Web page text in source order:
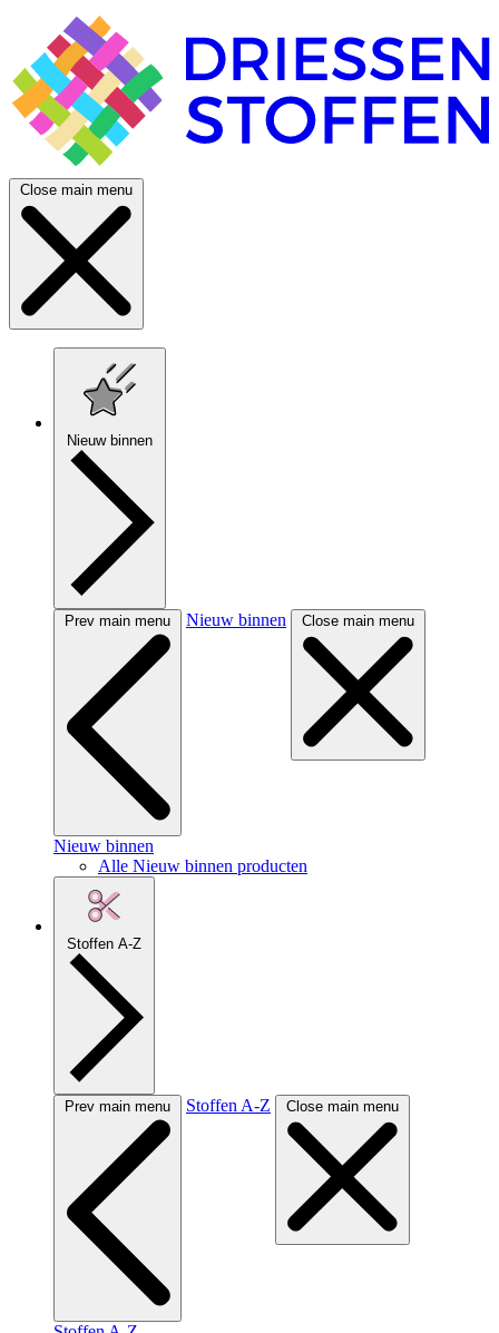
Close main menu
Nieuw binnen
Prev main menu Nieuw binnen Close main menu
Nieuw binnen
Alle Nieuw binnen producten
Stoffen A-Z
Prev main menu Stoffen A-Z Close main menu